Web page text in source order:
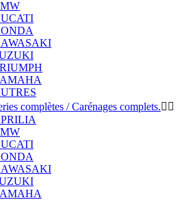
complètes / Carénages complets. 